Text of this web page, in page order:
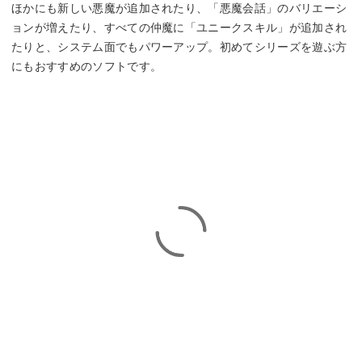
ほかにも新しい悪魔が追加されたり、「悪魔会話」のバリエーシ
ョンが増えたり、すべての仲魔に「ユニークスキル」が追加され
たりと、システム面でもパワーアップ。初めてシリーズを遊ぶ方
にもおすすめのソフトです。